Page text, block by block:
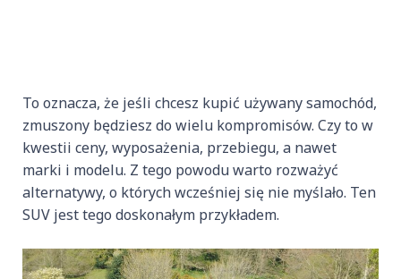
To oznacza, że jeśli chcesz kupić używany samochód,
zmuszony będziesz do wielu kompromisów. Czy to w
kwestii ceny, wyposażenia, przebiegu, a nawet
marki i modelu. Z tego powodu warto rozważyć
alternatywy, o których wcześniej się nie myślało. Ten
SUV jest tego doskonałym przykładem.